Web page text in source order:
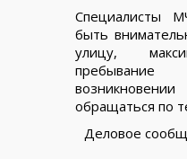
Специалисты
быть
улицу,
обращаться по
Деловое